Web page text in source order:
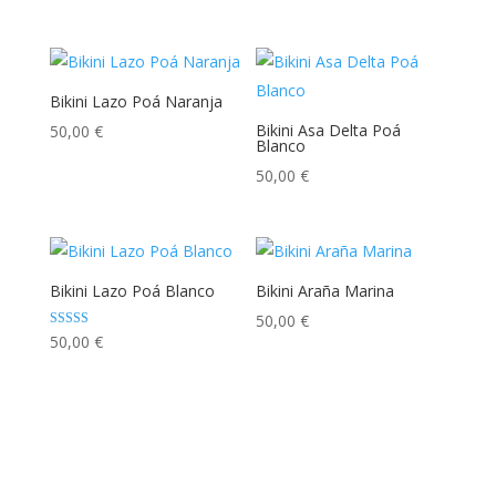
es:
Bikini Lazo Poá Naranja
50,00 € Bikini Asa Delta Poá
Blanco
50,00€
Bikini Lazo Poá Blanco
Valorado con
5.00
50,00 €
Bikini Araña Marina
50,00€